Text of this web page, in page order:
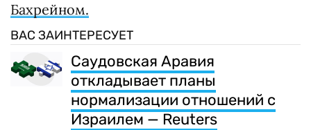
Бахрейном.
ВАС ЗАИНТЕРЕСУЕТ
Саудовская Аравия
откладывает планы
нормализации отношений с
Израилем — Reuters